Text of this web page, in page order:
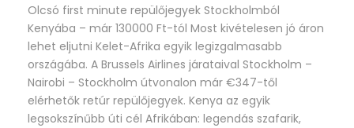
Olcsó first minute repülőjegyek Stockholmból
Kenyába – már 130000 Ft-tól Most kivételesen jó áron
lehet eljutni Kelet-Afrika egyik legizgalmasabb
országába. A Brussels Airlines járataival Stockholm –
Nairobi – Stockholm útvonalon már €347-től
elérhetők retúr repülőjegyek. Kenya az egyik
legsokszínűbb úti cél Afrikában: legendás szafarik,